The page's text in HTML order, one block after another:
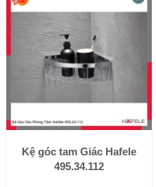
Kệ góc tam Giác Hafele
495.34.112